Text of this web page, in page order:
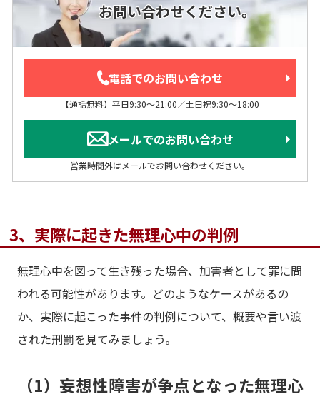
お問い合わせください。
電話でのお問い合わせ
【通話無料】平日9:30～21:00／土日祝9:30～18:00
メールでのお問い合わせ
営業時間外はメールでお問い合わせください。
3、実際に起きた無理心中の判例
無理心中を図って生き残った場合、加害者として罪に問
われる可能性があります。どのようなケースがあるの
か、実際に起こった事件の判例について、概要や言い渡
された刑罰を見てみましょう。
（1）妄想性障害が争点となった無理心